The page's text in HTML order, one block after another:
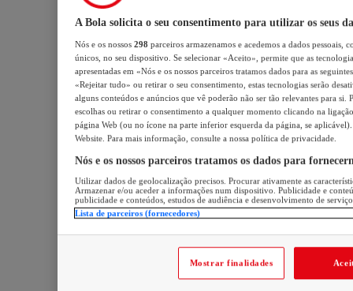
A Bola solicita o seu consentimento para utilizar os seus
Nós e os nossos 298 parceiros armazenamos e acedemos a dados pessoais,
únicos, no seu dispositivo. Se selecionar «Aceito», permite que as
apresentadas em «Nós e os nossos parceiros tratamos dados para as
«Rejeitar tudo» ou retirar o seu consentimento, estas tecnologias serão
alguns conteúdos e anúncios que vê poderão não ser tão relevantes para si.
escolhas ou retirar o consentimento a qualquer momento clicando na
página Web (ou no ícone na parte inferior esquerda da página, se aplicável).
Website. Para mais informação, consulte a nossa política de privacidade.
Nós e os nossos parceiros tratamos os dados para
Utilizar dados de geolocalização precisos. Procurar ativamente as
Armazenar e/ou aceder a informações num dispositivo. Publicidade e
publicidade e conteúdos, estudos de audiência e desenvolvimento de
Lista de parceiros (fornecedores)
Mostrar finalidades